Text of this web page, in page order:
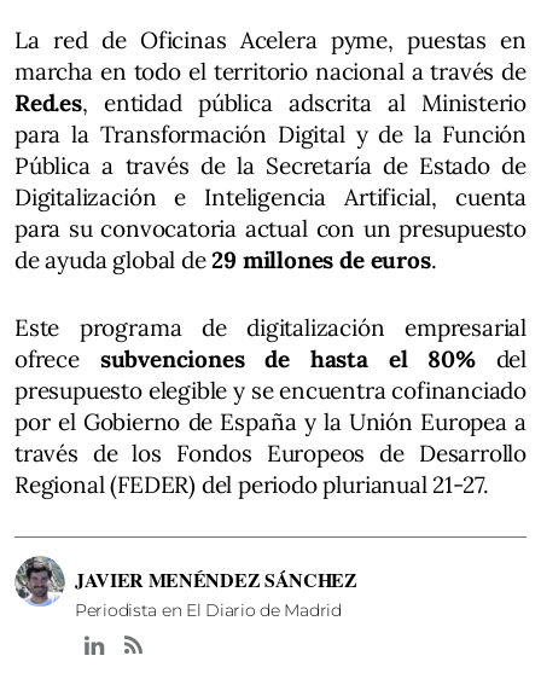
La red de Oficinas Acelera pyme, puestas en
marcha en todo el territorio nacional a través de
Red.es, entidad pública adscrita al Ministerio
para la Transformación Digital y de la Función
Pública a través de la Secretaría de Estado de
Digitalización e Inteligencia Artificial, cuenta
para su convocatoria actual con un presupuesto
de ayuda global de29 millones de euros.
Este programa de digitalización empresarial
ofrece subvenciones de hasta el 80%del
presupuesto elegible y se encuentra cofinanciado
por el Gobierno de España y la Unión Europea a
través de los Fondos Europeos de Desarrollo
Regional (FEDER) del periodo plurianual 21-27.
JAVIER MENÉNDEZ SÁNCHEZ
Periodista en El Diario de Madrid